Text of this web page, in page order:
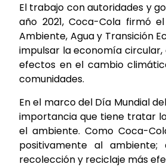
El trabajo con autoridades y
año 2021, Coca-Cola firmó el
Ambiente, Agua y Transición
impulsar la economía
efectos en el cambio
comunidades.
En el marco del Día Mundial
importancia que tiene tratar
el ambiente. Como Coca-
positivamente al
recolección y reciclaje más